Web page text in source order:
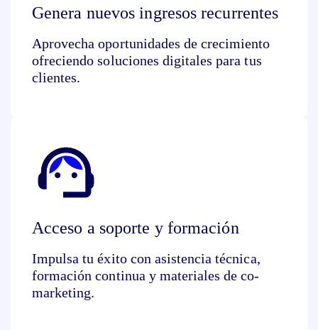
Genera nuevos ingresos recurrentes
Aprovecha oportunidades de crecimiento
ofreciendo soluciones digitales para tus
clientes.
Acceso a soporte y formación
Impulsa tu éxito con asistencia técnica,
formación continua y materiales de co-
marketing.